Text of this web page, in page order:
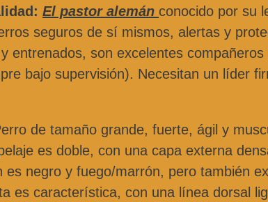
El pastor alemán conocido por su
seguros de sí mismos, alertas y
entrenados, son excelentes
bajo supervisión). Necesitan un líder
de tamaño grande, fuerte, ágil y
es doble, con una capa externa
es negro y fuego/marrón, pero también
es característica, con una línea dorsal